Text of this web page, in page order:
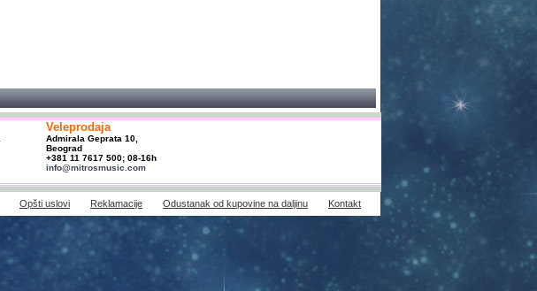
Veleprodaja
Admirala Geprata 10,
Beograd
+381 11 7617 500; 08-16h
info@mitrosmusic.com
Opšti uslovi Reklamacije Odustanak od kupovine na daljinu Kontakt